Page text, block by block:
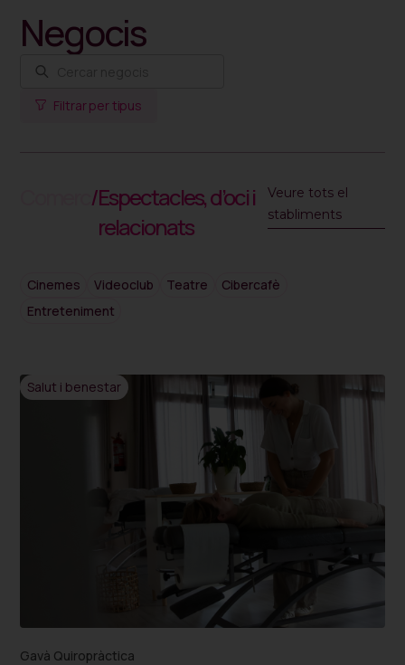
Negocis
Filtrar per tipus
/Espectacles, d’oci i
relacionats
Veure tots el
stabliments
Cinemes Videoclub Teatre
Cibercafè
Entreteniment
Salut i benestar
Gavà Quiropràctica